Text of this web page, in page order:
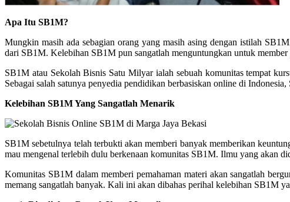
Apa Itu SB1M?
Mungkin masih ada sebagian orang yang masih asing dengan istilah
dari SB1M. Kelebihan SB1M pun sangatlah menguntungkan untuk
SB1M atau Sekolah Bisnis Satu Milyar ialah sebuah komunitas tempat
Sebagai salah satunya penyedia pendidikan berbasiskan online di
Kelebihan SB1M Yang Sangatlah Menarik
SB1M sebetulnya telah terbukti akan memberi banyak memberikan
mau mengenal terlebih dulu berkenaan komunitas SB1M. Ilmu yang akan
Komunitas SB1M dalam memberi pemahaman materi akan sangatlah
memang sangatlah banyak. Kali ini akan dibahas perihal kelebihan SB1M